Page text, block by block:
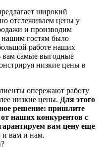
широкий
отслеживаем цены у
и производим
нашим гостям было
работе наших
вам самые выгодные
низкие цены в
опережают работу
низкие цены. Для этого
решение: пришлите
наших конкурентов с
вам цену еще
и вам и нам.